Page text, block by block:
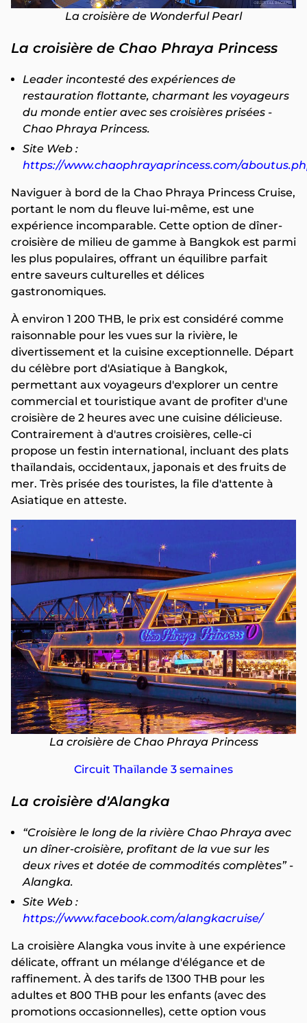
La croisière de Wonderful Pearl
La croisière de Chao Phraya Princess
Leader incontesté des expériences de
restauration flottante, charmant les voyageurs
du monde entier avec ses croisières prisées -
Chao Phraya Princess.
Site Web :
https://www.chaophrayaprincess.com/
Naviguer à bord de la Chao Phraya Princess Cruise,
portant le nom du fleuve lui-même, est une
expérience incomparable. Cette option de dîner-
croisière de milieu de gamme à Bangkok est parmi
les plus populaires, offrant un équilibre parfait
entre saveurs culturelles et délices
gastronomiques.
À environ 1 200 THB, le prix est considéré comme
raisonnable pour les vues sur la rivière, le
divertissement et la cuisine exceptionnelle. Départ
du célèbre port d'Asiatique à Bangkok,
permettant aux voyageurs d'explorer un centre
commercial et touristique avant de profiter d'une
croisière de 2 heures avec une cuisine délicieuse.
Contrairement à d'autres croisières, celle-ci
propose un festin international, incluant des plats
thaïlandais, occidentaux, japonais et des fruits de
mer. Très prisée des touristes, la file d'attente à
Asiatique en atteste.
La croisière de Chao Phraya Princess
Circuit Thaïlande 3 semaines
La croisière d'Alangka
“Croisière le long de la rivière Chao Phraya avec
un dîner-croisière, profitant de la vue sur les
deux rives et dotée de commodités complètes” -
Alangka.
Site Web :
https://www.facebook.com/alangkacruise/
La croisière Alangka vous invite à une expérience
délicate, offrant un mélange d'élégance et de
raffinement. À des tarifs de 1300 THB pour les
adultes et 800 THB pour les enfants (avec des
promotions occasionnelles), cette option vous